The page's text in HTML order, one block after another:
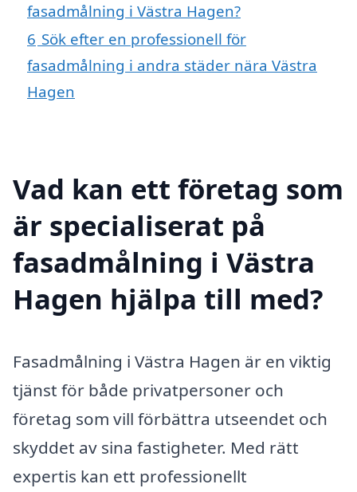
fasadmålning i Västra Hagen?
6 Sök efter en professionell för
fasadmålning i andra städer nära Västra
Hagen
Vad kan ett företag som
är specialiserat på
fasadmålning i Västra
Hagen hjälpa till med?
Fasadmålning i Västra Hagen är en viktig
tjänst för både privatpersoner och
företag som vill förbättra utseendet och
skyddet av sina fastigheter. Med rätt
expertis kan ett professionellt